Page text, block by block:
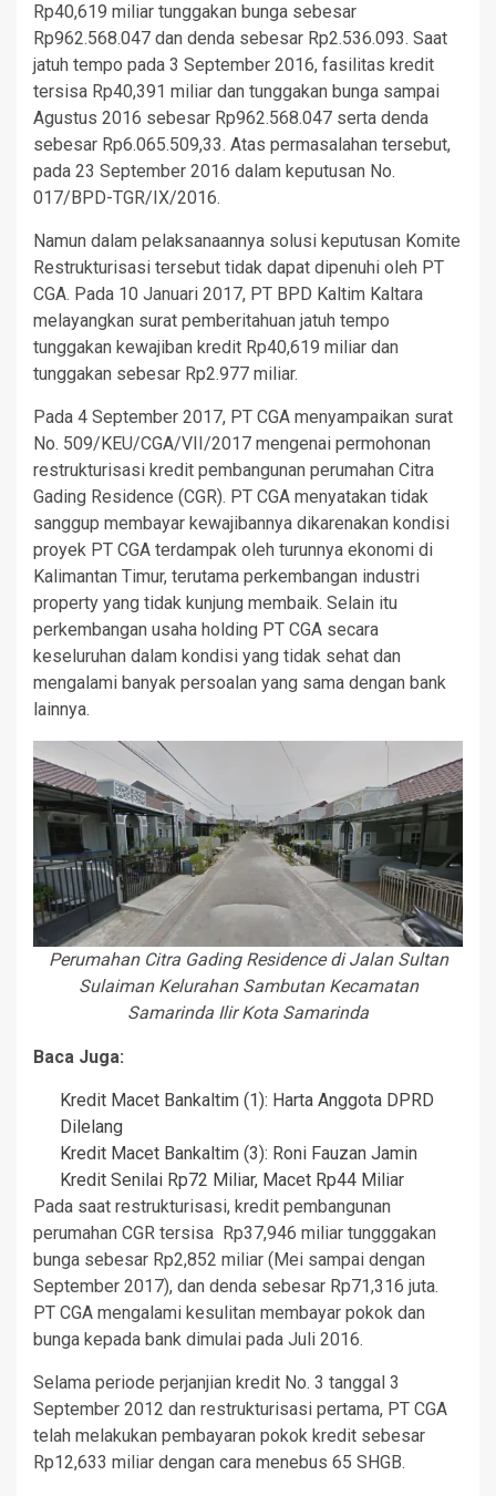
Rp40,619 miliar tunggakan bunga sebesar
Rp962.568.047 dan denda sebesar Rp2.536.093. Saat
jatuh tempo pada 3 September 2016, fasilitas kredit
tersisa Rp40,391 miliar dan tunggakan bunga sampai
Agustus 2016 sebesar Rp962.568.047 serta denda
sebesar Rp6.065.509,33. Atas permasalahan tersebut,
pada 23 September 2016 dalam keputusan No.
017/BPD-TGR/IX/2016.
Namun dalam pelaksanaannya solusi keputusan Komite
Restrukturisasi tersebut tidak dapat dipenuhi oleh PT
CGA. Pada 10 Januari 2017, PT BPD Kaltim Kaltara
melayangkan surat pemberitahuan jatuh tempo
tunggakan kewajiban kredit Rp40,619 miliar dan
tunggakan sebesar Rp2.977 miliar.
Pada 4 September 2017, PT CGA menyampaikan surat
No. 509/KEU/CGA/VII/2017 mengenai permohonan
restrukturisasi kredit pembangunan perumahan Citra
Gading Residence (CGR). PT CGA menyatakan tidak
sanggup membayar kewajibannya dikarenakan kondisi
proyek PT CGA terdampak oleh turunnya ekonomi di
Kalimantan Timur, terutama perkembangan industri
property yang tidak kunjung membaik. Selain itu
perkembangan usaha holding PT CGA secara
keseluruhan dalam kondisi yang tidak sehat dan
mengalami banyak persoalan yang sama dengan bank
lainnya.
Perumahan Citra Gading Residence di Jalan Sultan
Sulaiman Kelurahan Sambutan Kecamatan
Samarinda Ilir Kota Samarinda
Baca Juga:
Kredit Macet Bankaltim (1): Harta Anggota DPRD
Dilelang
Kredit Macet Bankaltim (3): Roni Fauzan Jamin
Kredit Senilai Rp72 Miliar, Macet Rp44 Miliar
Pada saat restrukturisasi, kredit pembangunan
perumahan CGR tersisa Rp37,946 miliar tungggakan
bunga sebesar Rp2,852 miliar (Mei sampai dengan
September 2017), dan denda sebesar Rp71,316 juta.
PT CGA mengalami kesulitan membayar pokok dan
bunga kepada bank dimulai pada Juli 2016.
Selama periode perjanjian kredit No. 3 tanggal 3
September 2012 dan restrukturisasi pertama, PT CGA
telah melakukan pembayaran pokok kredit sebesar
Rp12,633 miliar dengan cara menebus 65 SHGB.